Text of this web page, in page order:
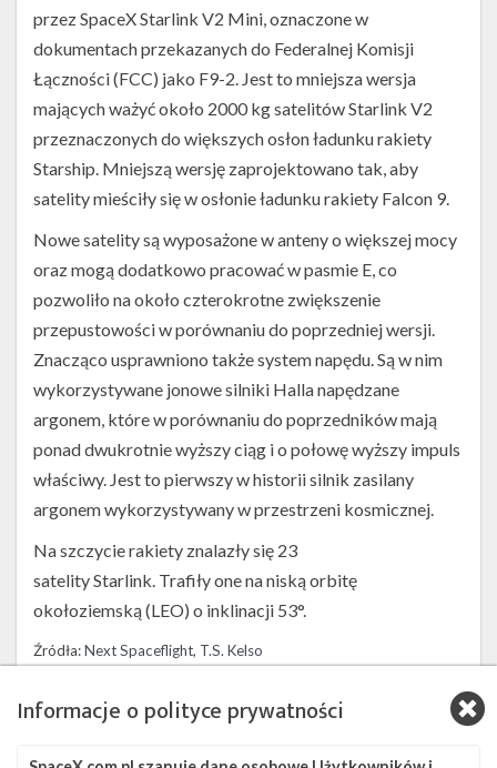
przez SpaceX Starlink V2 Mini, oznaczone w
dokumentach przekazanych do Federalnej Komisji
Łączności (FCC) jako F9-2. Jest to mniejsza wersja
mających ważyć około 2000 kg satelitów Starlink V2
przeznaczonych do większych osłon ładunku rakiety
Starship. Mniejszą wersję zaprojektowano tak, aby
satelity mieściły się w osłonie ładunku rakiety Falcon 9.
Nowe satelity są wyposażone w anteny o większej mocy
oraz mogą dodatkowo pracować w pasmie E, co
pozwoliło na około czterokrotne zwiększenie
przepustowości w porównaniu do poprzedniej wersji.
Znacząco usprawniono także system napędu. Są w nim
wykorzystywane jonowe silniki Halla napędzane
argonem, które w porównaniu do poprzedników mają
ponad dwukrotnie wyższy ciąg i o połowę wyższy impuls
właściwy. Jest to pierwszy w historii silnik zasilany
argonem wykorzystywany w przestrzeni kosmicznej.
Na szczycie rakiety znalazły się 23
satelity Starlink. Trafiły one na niską orbitę
okołoziemską (LEO) o inklinacji 53°.
Źródła:Next Spaceflight, T.S. Kelso
Szukaj po tematach
Informacje o polityce prywatności